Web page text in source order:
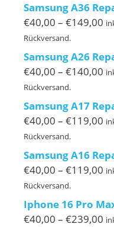
Samsung A36
€40,00 – €149,00
Rückversand.
Samsung A26
€40,00 – €140,00
Rückversand.
Samsung A17
€40,00 – €119,00
Rückversand.
Samsung A16
€40,00 – €119,00
bis
Rückversand.
Iphone 16 Pro
€40,00 – €239,00